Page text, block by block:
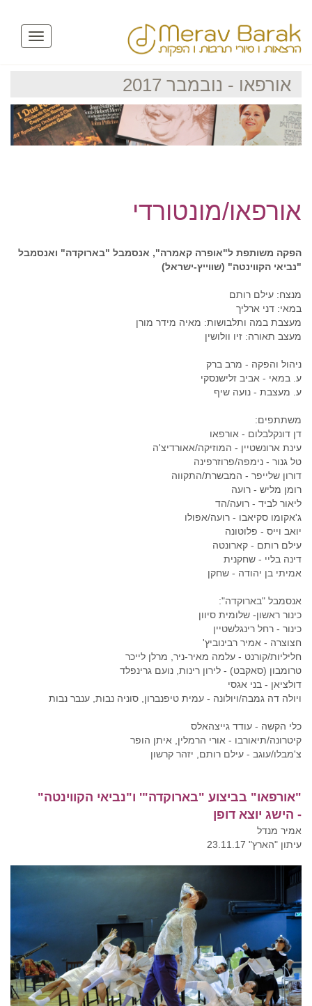
Toggle
אורפאו - נובמבר 2017
אורפאו/מונטורדי
הפקה משותפת ל"אופרה קאמרה", אנסמבל "בארוקדה" ואנסמבל
"נביאי הקווינטה" (שווייץ-ישראל)
מנצח: עילם רותם
במאי: דני ארליך
מעצבת במה ותלבושות: מאיה מידר מורן
מעצב תאורה: זיו וולושין
ניהול והפקה - מרב ברק
ע. במאי - אביב זלישנסקי
ע. מעצבת - נועה שיף
משתתפים:
דן דונקלבלום - אורפאו
עינת ארונשטיין - המוזיקה/אאורדיצ'ה
טל גנור - נימפה/פרוזרפינה
דורון שלייפר - המבשרת/התקווה
רומן מליש - רועה
ליאור לביד - רועה/הד
ג'אקומו סקיאבו - רועה/אפולו
יואב וייס - פלוטונה
עילם רותם - קארונטה
דינה בליי - שחקנית
אמיתי בן יהודה - שחקן
אנסמבל "בארוקדה":
כינור ראשון- שלומית סיוון
כינור - רחל רינגלשטיין
חצוצרה - אמיר רבינוביץ'
חליליות/קורנט - עלמה מאיר-ניר, מרלן לייכר
טרומבון (סאקבט) - לירון רינות, נועם גרינפלד
דולציאן - בני אגסי
ויולה דה גמבה/ויולונה - עמית טיפנברון, סוניה נבות, ענבר נבות
כלי הקשה - עודד גייצהאלס
קיטרונה/תיאורבו - אורי הרמלין, איתן הופר
צ'מבלו/עוגב - עילם רותם, יזהר קרשון
"אורפאו" בביצוע "בארוקדה"' ו"נביאי הקווינטה"
- הישג יוצא דופן
אמיר מנדל
עיתון "הארץ" 23.11.17